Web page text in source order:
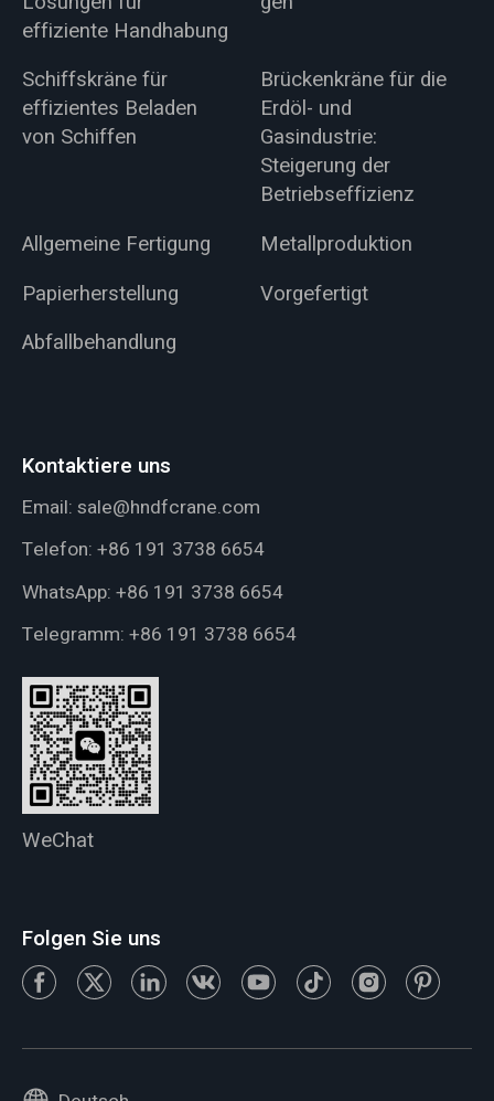
effiziente Handhabung
Schiffskräne für
effizientes Beladen
von Schiffen
Brückenkräne für die
Erdöl- und
Gasindustrie:
Steigerung der
Betriebseffizienz
Allgemeine Fertigung
Metallproduktion
Papierherstellung
Vorgefertigt
Abfallbehandlung
Kontaktiere uns
Email: sale@hndfcrane.com
Telefon: +86 191 3738 6654
WhatsApp: +86 191 3738 6654
Telegramm: +86 191 3738 6654
WeChat
Folgen Sie uns